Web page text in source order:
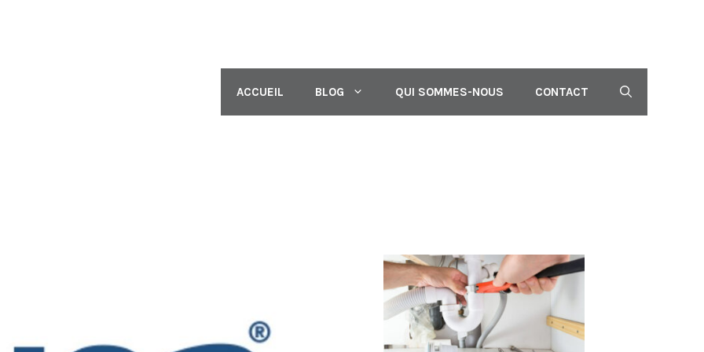
ACCUEIL BLOG QUI SOMMES-NOUS CONTACT